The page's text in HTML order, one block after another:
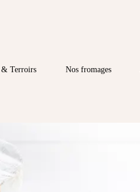
& Terroirs Nos fromages